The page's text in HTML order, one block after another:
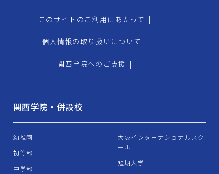
| このサイトのご利用にあたって |
| 個人情報の取り扱いについて |
| 関西学院へのご支援 |
関西学院・併設校
幼稚園
初等部
中学部
大阪インターナショナルスク
ール
短期大学